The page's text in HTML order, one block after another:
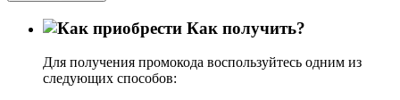
Как получить?
Для получения промокода воспользуйтесь одним из
следующих способов: